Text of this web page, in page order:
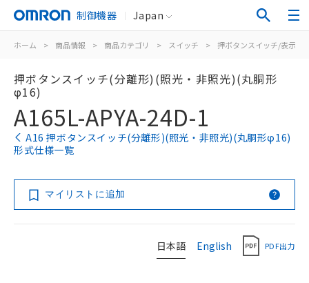
制御機器 Japan
ホーム > 商品情報 > 商品カテゴリ > スイッチ > 押ボタンスイッチ/表示灯
押ボタンスイッチ(分離形)(照光・非照光)(丸胴形
φ16)
A165L-APYA-24D-1
A16 押ボタンスイッチ(分離形)(照光・非照光)(丸胴形φ16)
形式仕様一覧
マイリストに追加
日本語 English PDF出力